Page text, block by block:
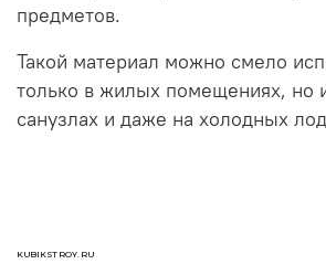
предметов.
Такой материал можно смело
только в жилых помещениях, но
санузлах и даже на холодных
KUBIKSTROY.RU